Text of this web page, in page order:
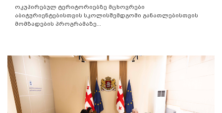
ოკუპირებულ ტერიტორიებზე მცხოვრები
აბიტურიენტებისთვის სკოლისშემდგომი განათლებისთვის
მომზადების პროგრამაზე...